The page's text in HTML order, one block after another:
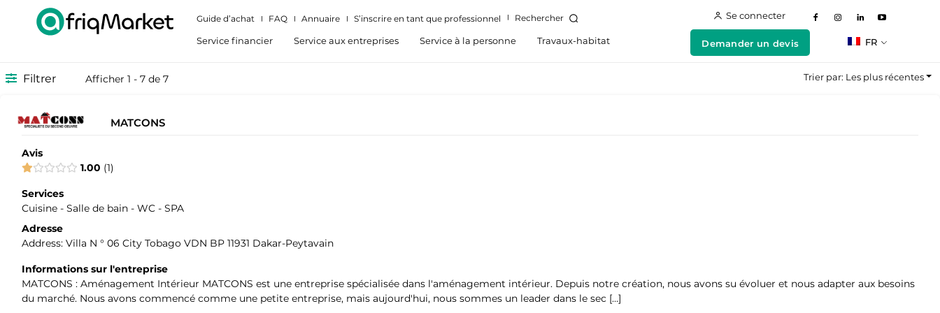
Guide d’achat FAQ Annuaire S’inscrire en tant que professionnel Rechercher Se connecter
Service financier Service aux entreprises Service à la personne Travaux-habitat Demander un devis FR
Filtrer Afficher 1 - 7 de 7 Trier par: Les plus récentes
MATCONS
Avis
1.00 1
Services
Cuisine - Salle de bain - WC - SPA
Adresse
Address: Villa N ° 06 City Tobago VDN BP 11931 Dakar-Peytavain
Informations sur l'entreprise
MATCONS : Aménagement Intérieur MATCONS est une entreprise spécialisée dans l'aménagement intérieur. Depuis notre création, nous avons su évoluer et nous adapter aux besoins
du marché. Nous avons commencé comme une petite entreprise, mais aujourd'hui, nous sommes un leader dans le sec […]